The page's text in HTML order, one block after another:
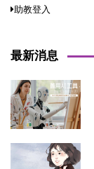
助教登入
最新消息